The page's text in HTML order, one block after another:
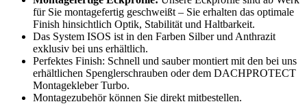
für Sie montagefertig geschweißt – Sie erhalten das optimale
Finish hinsichtlich Optik, Stabilität und Haltbarkeit.
Das System ISOS ist in den Farben Silber und Anthrazit
exklusiv bei uns erhältlich.
Perfektes Finish: Schnell und sauber montiert mit den bei uns
erhältlichen Spenglerschrauben oder dem DACHPROTECT
Montagekleber Turbo.
Montagezubehör können Sie direkt mitbestellen.